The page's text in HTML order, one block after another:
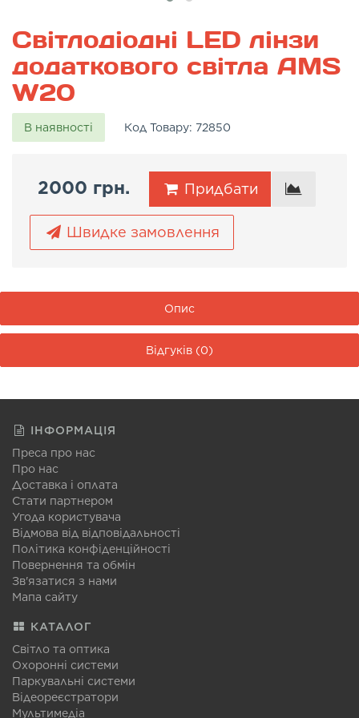
Світлодіодні LED лінзи
додаткового світла AMS
W20
В наявності Код Товару: 72850
2000 грн. Придбати
Швидке замовлення
Опис
Відгуків (0)
ІНФОРМАЦІЯ
Преса про нас
Про нас
Доставка і оплата
Стати партнером
Угода користувача
Відмова від відповідальності
Політика конфіденційності
Повернення та обмін
Зв'язатися з нами
Мапа сайту
КАТАЛОГ
Світло та оптика
Охоронні системи
Паркувальні системи
Відеореєстратори
Мультимедіа